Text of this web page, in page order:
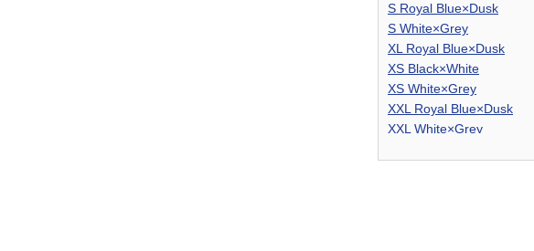
S Royal Blue×Dusk
S White×Grey
XL Royal Blue×Dusk
XS Black×White
XS White×Grey
XXL Royal Blue×Dusk
XXL White×Grey